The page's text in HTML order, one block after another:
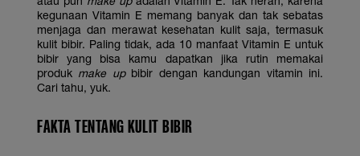
kegunaan Vitamin E memang banyak dan tak sebatas
menjaga dan merawat kesehatan kulit saja, termasuk
kulit bibir. Paling tidak, ada 10 manfaat Vitamin E untuk
bibir yang bisa kamu dapatkan jika rutin memakai
produk make upbibir dengan kandungan vitamin ini.
Cari tahu, yuk.
FAKTA TENTANG KULIT BIBIR